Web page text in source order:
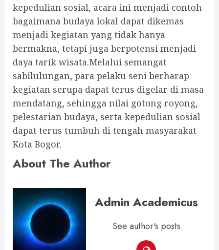
kepedulian sosial, acara ini menjadi contoh
bagaimana budaya lokal dapat dikemas
menjadi kegiatan yang tidak hanya
bermakna, tetapi juga berpotensi menjadi
daya tarik wisata.Melalui semangat
sabilulungan, para pelaku seni berharap
kegiatan serupa dapat terus digelar di masa
mendatang, sehingga nilai gotong royong,
pelestarian budaya, serta kepedulian sosial
dapat terus tumbuh di tengah masyarakat
Kota Bogor.
About The Author
Admin Academicus
See author's posts